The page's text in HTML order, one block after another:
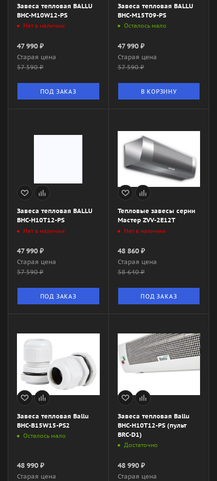
Завеса тепловая BALLU
BHC-M10W12-PS
Нет в наличии
47 990 ₽
Старая цена
57 590₽
ПОД ЗАКАЗ
Завеса тепловая BALLU
BHC-M15T09-PS
Осталось мало
47 990₽
Старая цена
57 590₽
В КОРЗИНУ
Завеса тепловая BALLU
BHC-H10T12-PS
Нет в наличии
47 990 ₽
Старая цена
57 590₽
ПОД ЗАКАЗ
Тепловые завесы серии
Мастер ZVV-2E12T
Нет в наличии
48 860₽
Старая цена
58 640₽
ПОД ЗАКАЗ
Завеса тепловая Ballu
BHC-B15W15-PS2
Осталось мало
48 990 ₽
Старая цена
Завеса тепловая Ballu
BHC-H10T12-PS (пульт
BRC-D1)
Достаточно
48 990₽
Старая цена